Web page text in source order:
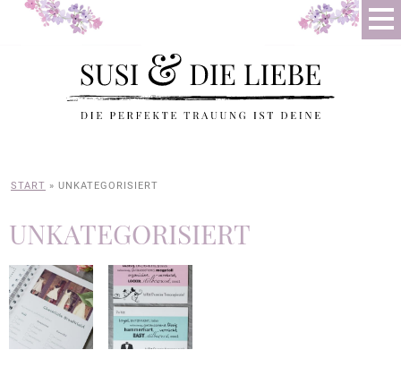
START » UNKATEGORISIERT
UNKATEGORISIERT